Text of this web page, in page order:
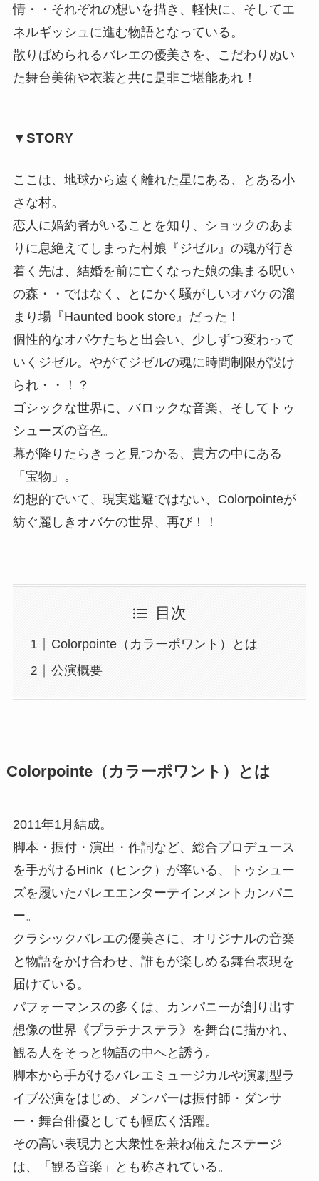
情・・それぞれの想いを描き、軽快に、そしてエ
ネルギッシュに進む物語となっている。
散りばめられるバレエの優美さを、こだわりぬい
た舞台美術や衣装と共に是非ご堪能あれ！
▼STORY
ここは、地球から遠く離れた星にある、とある小
さな村。
恋人に婚約者がいることを知り、ショックのあま
りに息絶えてしまった村娘『ジゼル』の魂が行き
着く先は、結婚を前に亡くなった娘の集まる呪い
の森・・ではなく、とにかく騒がしいオバケの溜
まり場『Haunted book store』だった！
個性的なオバケたちと出会い、少しずつ変わって
いくジゼル。やがてジゼルの魂に時間制限が設け
られ・・！？
ゴシックな世界に、バロックな音楽、そしてトゥ
シューズの音色。
幕が降りたらきっと見つかる、貴方の中にある
「宝物」。
幻想的でいて、現実逃避ではない、Colorpointeが
紡ぐ麗しきオバケの世界、再び！！
目次
Colorpointe（カラーポワント）とは
公演概要
Colorpointe（カラーポワント）とは
2011年1月結成。
脚本・振付・演出・作詞など、総合プロデュース
を手がけるHink（ヒンク）が率いる、トゥシュー
ズを履いたバレエエンターテインメントカンパニ
ー。
クラシックバレエの優美さに、オリジナルの音楽
と物語をかけ合わせ、誰もが楽しめる舞台表現を
届けている。
パフォーマンスの多くは、カンパニーが創り出す
想像の世界《プラチナステラ》を舞台に描かれ、
観る人をそっと物語の中へと誘う。
脚本から手がけるバレエミュージカルや演劇型ラ
イブ公演をはじめ、メンバーは振付師・ダンサ
ー・舞台俳優としても幅広く活躍。
その高い表現力と大衆性を兼ね備えたステージ
は、「観る音楽」とも称されている。